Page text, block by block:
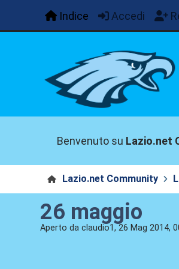
Indice Accedi
Benvenuto su Lazio.net
Lazio.net Community
26 maggio
Aperto da claudio1, 26 Mag 2014,